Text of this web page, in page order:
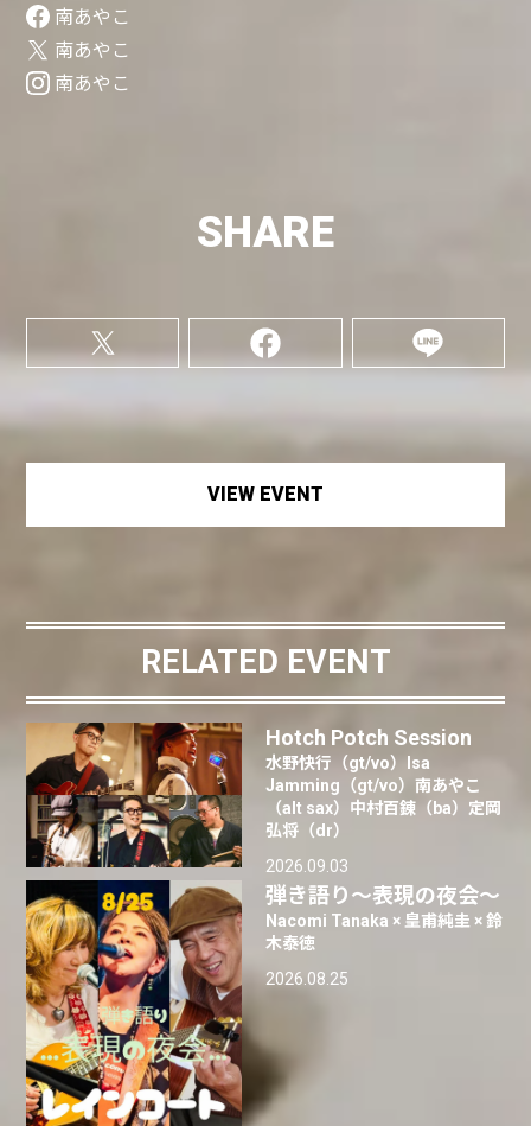
南あやこ
南あやこ
南あやこ
SHARE
VIEW EVENT
RELATED EVENT
Hotch Potch Session
水野快行（gt/vo）Isa
Jamming（gt/vo）南あやこ
（alt sax）中村百錬（ba）定岡
弘将（dr）
2026.09.03
弾き語り〜表現の夜会〜
Nacomi Tanaka × 皇甫純圭 × 鈴
木泰徳
2026.08.25